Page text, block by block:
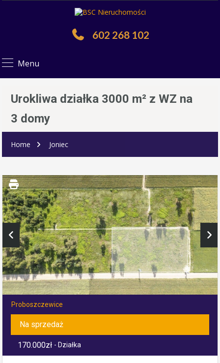
602 268 102
Menu
Urokliwa działka 3000 m² z WZ na
3 domy
Home Joniec
Proboszczewice
Na sprzedaż
170.000zł - Działka